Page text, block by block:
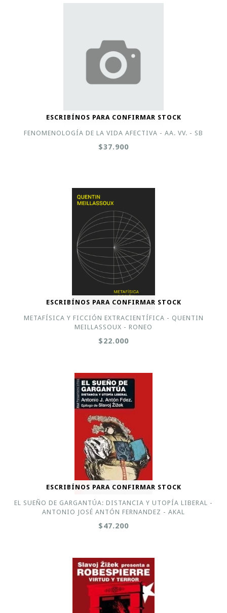
ESCRIBÍNOS PARA CONFIRMAR STOCK
FENOMENOLOGÍA DE LA VIDA AFECTIVA - AA. VV. - SB
$37.900
ESCRIBÍNOS PARA CONFIRMAR STOCK
METAFÍSICA Y FICCIÓN EXTRACIENTÍFICA - QUENTIN
MEILLASSOUX - RONEO
$22.000
ESCRIBÍNOS PARA CONFIRMAR STOCK
EL SUEÑO DE GARGANTÚA: DISTANCIA Y UTOPÍA LIBERAL -
ANTONIO JOSÉ ANTÓN FERNANDEZ - AKAL
$47.200